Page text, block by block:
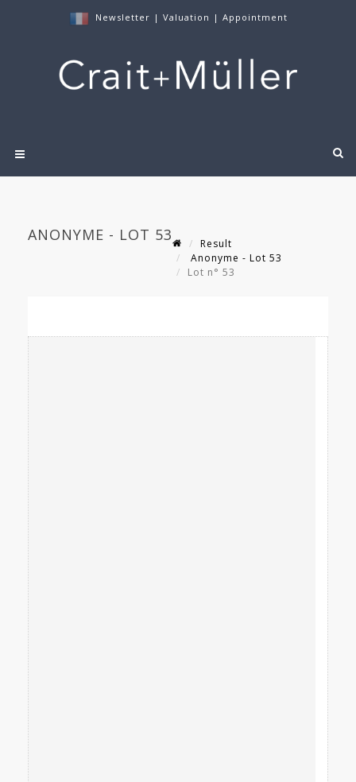
Newsletter | Valuation | Appointment
ANONYME - LOT 53
Result
Anonyme - Lot 53
Lot n° 53